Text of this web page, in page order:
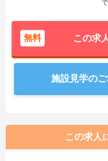
無料 この求
施設見学の
この求人